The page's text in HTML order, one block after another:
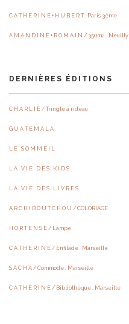
C A T H E R I N E + H U B E R T . Paris 3ème
A M A N D I N E + R O M A I N / 350m2 . Neuilly
DERNIÈRES ÉDITIONS
C H A R L I E / Tringle à rideau
G U A T E M A L A
L E . S O M M E I L
L A . V I E . D E S . K I D S
L A . V I E . D E S . L I V R E S
A R C H I B O U T C H O U / COLORIAGE
H O R T E N S E / Lampe
C A T H E R I N E / Enfilade . Marseille
S A C H A / Commode . Marseille
C A T H E R I N E / Bibliothèque . Marseille